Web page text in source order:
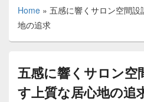
Home » 五感に響くサロン空間
地の追求
五感に響くサロン空
す上質な居心地の追